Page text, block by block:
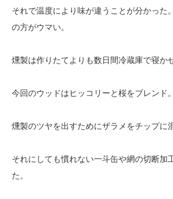
それで温度により味が違うことが分かった
の方がウマい。
燻製は作りたてよりも数日間冷蔵庫で寝か
今回のウッドはヒッコリーと桜をブレンド。
燻製のツヤを出すためにザラメをチップに
それにしても慣れない一斗缶や網の切断加
た。